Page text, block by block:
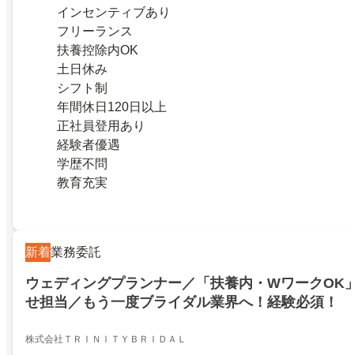
インセンティブあり
フリーランス
扶養控除内OK
土日休み
シフト制
年間休日120日以上
正社員登用あり
経験者優遇
学歴不問
教育充実
新着業務委託
ウェディングプランナー／「扶養内・WワークOK
せ担当／もう一度ブライダル業界へ！経験必須！
株式会社ＴＲＩＮＩＴＹＢＲＩＤＡＬ